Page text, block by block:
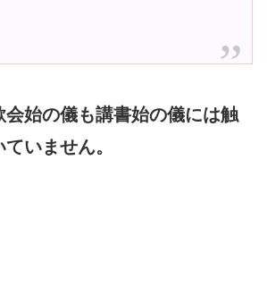
会始の儀も講書始の儀には触
いません。